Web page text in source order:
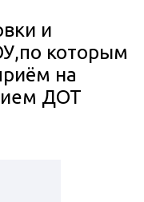
и
которым
на
ДОТ